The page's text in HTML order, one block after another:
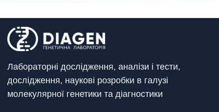
Лабораторні дослідження, аналізи і тести,
дослідження, наукові розробки в галузі
молекулярної генетики та діагностики